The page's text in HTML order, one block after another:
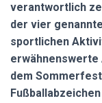
verantwortlich
der vier
sportlichen
erwähnenswerte
dem